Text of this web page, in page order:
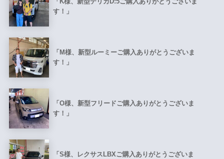
す！」
「M様、新型ルーミーご購入ありがとうございま
す！」
「O様、新型フリードご購入ありがとうございま
す！」
「S様、レクサスLBXご購入ありがとうございま